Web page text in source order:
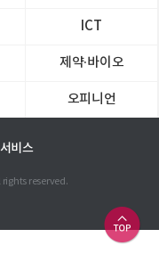
ICT
제약∙바이오
오피니언
비스
reserved.